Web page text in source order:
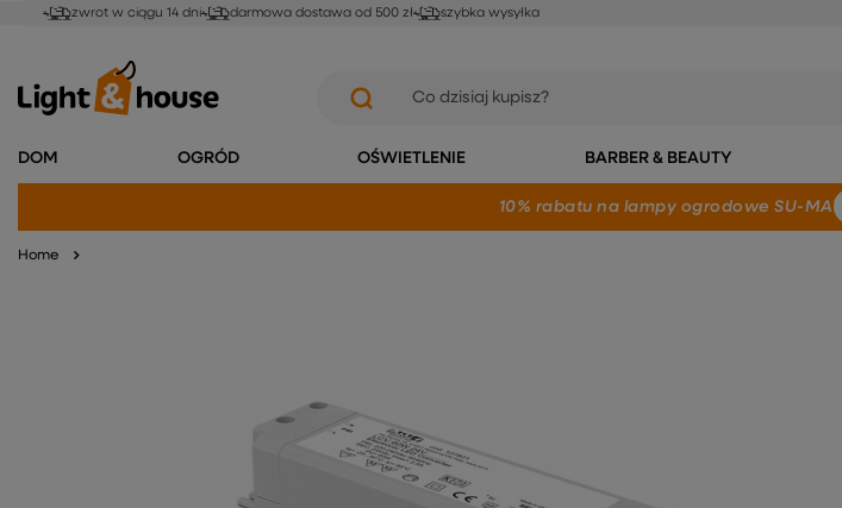
zwrot w ciągu 14 dni darmowa dostawa od 500 zł szybka wysyłka
DOM OGRÓD OŚWIETLENIE BARBER & BEAUTY
10% rabatu na lampy ogrodowe SU-MA
Home